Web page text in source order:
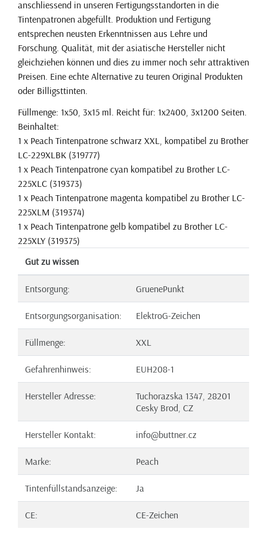
anschliessend in unseren Fertigungsstandorten in die
Tintenpatronen abgefüllt. Produktion und Fertigung
entsprechen neusten Erkenntnissen aus Lehre und
Forschung. Qualität, mit der asiatische Hersteller nicht
gleichziehen können und dies zu immer noch sehr attraktiven
Preisen. Eine echte Alternative zu teuren Original Produkten
oder Billigsttinten.
Füllmenge: 1x50, 3x15 ml. Reicht für: 1x2400, 3x1200 Seiten.
Beinhaltet:
1 x Peach Tintenpatrone schwarz XXL, kompatibel zu Brother
LC-229XLBK (319777)
1 x Peach Tintenpatrone cyan kompatibel zu Brother LC-
225XLC (319373)
1 x Peach Tintenpatrone magenta kompatibel zu Brother LC-
225XLM (319374)
1 x Peach Tintenpatrone gelb kompatibel zu Brother LC-
225XLY (319375)
Gut zu wissen
Entsorgung: GruenePunkt
Entsorgungsorganisation: ElektroG-Zeichen
Füllmenge: XXL
Gefahrenhinweis: EUH208-1
Hersteller Adresse:
Tuchorazska 1347, 28201
Cesky Brod, CZ
Hersteller Kontakt: info@buttner.cz
Marke: Peach
Tintenfüllstandsanzeige: Ja
CE: CE-Zeichen